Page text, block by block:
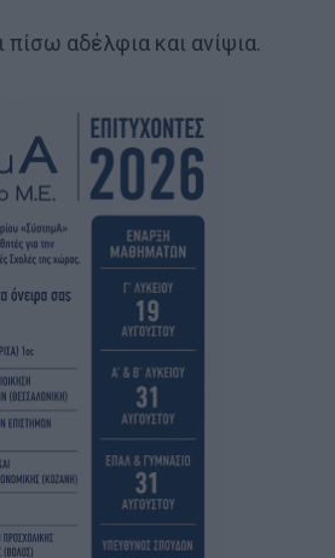
αδέλφια και ανίψια.